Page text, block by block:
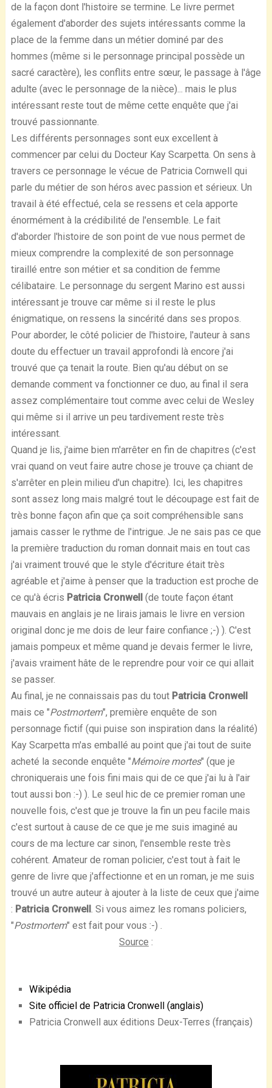
de la façon dont l'histoire se termine. Le livre permet
également d'aborder des sujets intéressants comme la
place de la femme dans un métier dominé par des
hommes (même si le personnage principal possède un
sacré caractère), les conflits entre sœur, le passage à l'âge
adulte (avec le personnage de la nièce)... mais le plus
intéressant reste tout de même cette enquête que j'ai
trouvé passionnante.
Les différents personnages sont eux excellent à
commencer par celui du Docteur Kay Scarpetta. On sens à
travers ce personnage le vécue de Patricia Cornwell qui
parle du métier de son héros avec passion et sérieux. Un
travail à été effectué, cela se ressens et cela apporte
énormément à la crédibilité de l'ensemble. Le fait
d'aborder l'histoire de son point de vue nous permet de
mieux comprendre la complexité de son personnage
tiraillé entre son métier et sa condition de femme
célibataire. Le personnage du sergent Marino est aussi
intéressant je trouve car même si il reste le plus
énigmatique, on ressens la sincérité dans ses propos.
Pour aborder, le côté policier de l'histoire, l'auteur à sans
doute du effectuer un travail approfondi là encore j'ai
trouvé que ça tenait la route. Bien qu'au début on se
demande comment va fonctionner ce duo, au final il sera
assez complémentaire tout comme avec celui de Wesley
qui même si il arrive un peu tardivement reste très
intéressant.
Quand je lis, j'aime bien m'arrêter en fin de chapitres (c'est
vrai quand on veut faire autre chose je trouve ça chiant de
s'arrêter en plein milieu d'un chapitre). Ici, les chapitres
sont assez long mais malgré tout le découpage est fait de
très bonne façon afin que ça soit compréhensible sans
jamais casser le rythme de l'intrigue. Je ne sais pas ce que
la première traduction du roman donnait mais en tout cas
j'ai vraiment trouvé que le style d'écriture était très
agréable et j'aime à penser que la traduction est proche de
ce qu'à écris Patricia Cronwell(de toute façon étant
mauvais en anglais je ne lirais jamais le livre en version
original donc je me dois de leur faire confiance ;-) ). C'est
jamais pompeux et même quand je devais fermer le livre,
j'avais vraiment hâte de le reprendre pour voir ce qui allait
se passer.
Au final, je ne connaissais pas du tout Patricia Cronwell
mais ce "Postmortem", première enquête de son
personnage fictif (qui puise son inspiration dans la réalité)
Kay Scarpetta m'as emballé au point que j'ai tout de suite
acheté la seconde enquête "Mémoire mortes" (que je
chroniquerais une fois fini mais qui de ce que j'ai lu à l'air
tout aussi bon :-) ). Le seul hic de ce premier roman une
nouvelle fois, c'est que je trouve la fin un peu facile mais
c'est surtout à cause de ce que je me suis imaginé au
cours de ma lecture car sinon, l'ensemble reste très
cohérent. Amateur de roman policier, c'est tout à fait le
genre de livre que j'affectionne et en un roman, je me suis
trouvé un autre auteur à ajouter à la liste de ceux que j'aime
: Patricia Cronwell. Si vous aimez les romans policiers,
"Postmortem" est fait pour vous :-) .
Source :
Wikipédia
Site officiel de Patricia Cronwell (anglais)
Patricia Cronwell aux éditions Deux-Terres (français)